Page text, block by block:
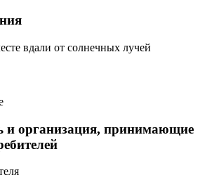
вдали от солнечных лучей
и организация, принимающие